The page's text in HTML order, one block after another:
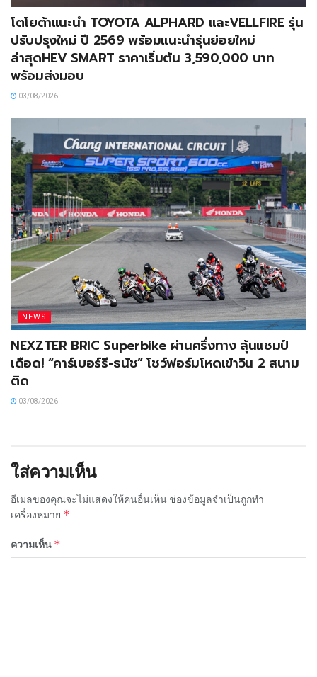
โตโยต้าแนะนำ TOYOTA ALPHARD และVELLFIRE รุ่น
ปรับปรุงใหม่ ปี 2569 พร้อมแนะนำรุ่นย่อยใหม่
ล่าสุดHEV SMART ราคาเริ่มต้น 3,590,000 บาท
พร้อมส่งมอบ
03/08/2026
NEWS
NEXZTER BRIC Superbike ผ่านครึ่งทาง ลุ้นแชมป์
เดือด! “คาร์เบอร์รี-ธนัช” โชว์ฟอร์มโหดเข้าวิน 2 สนาม
ติด
03/08/2026
ใส่ความเห็น
อีเมลของคุณจะไม่แสดงให้คนอื่นเห็น ช่องข้อมูลจำเป็นถูกทำ
เครื่องหมาย *
ความเห็น *